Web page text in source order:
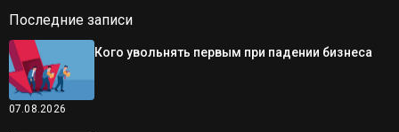
Последние записи
07.08.2026
Кого увольнять первым при падении бизнеса